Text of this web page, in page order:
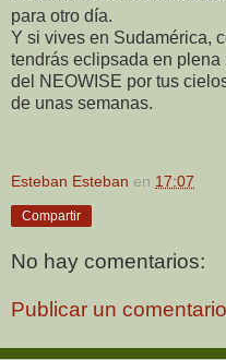
para otro día.
Y si vives en Sudamérica,
tendrás eclipsada en
del NEOWISE por tus
de unas semanas.
Esteban Esteban en 17:07
Compartir
No hay comentarios:
Publicar un comentario